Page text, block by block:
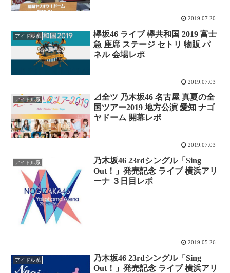
2019.07.20
アイドル系
欅坂46 ライブ 欅共和国 2019 富士
急 座席 ステージ セトリ 物販 パ
ネル 会場レポ
2019.07.03
アイドル系
⊿全ツ 乃木坂46 名古屋 真夏の全
国ツアー2019 地方公演 愛知 ナゴ
ヤドーム 開幕レポ
2019.07.03
アイドル系
乃木坂46 23rdシングル「Sing
Out！」発売記念 ライブ 横浜アリ
ーナ ３日目レポ
2019.05.26
アイドル系
乃木坂46 23rdシングル「Sing
Out！」発売記念 ライブ 横浜アリ